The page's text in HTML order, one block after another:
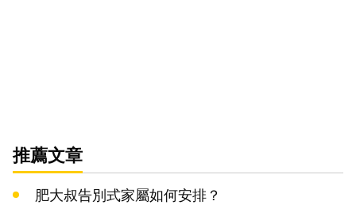
推薦文章
肥大叔告別式家屬如何安排？